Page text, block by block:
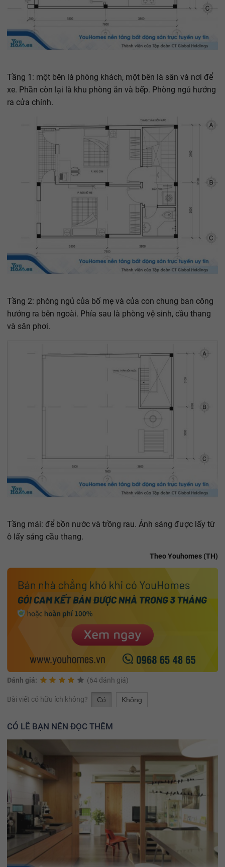
Tầng 1: một bên là phòng khách, một bên là sân và nơi để
xe. Phần còn lại là khu phòng ăn và bếp. Phòng ngủ hướng
ra cửa chính.
Tầng 2: phòng ngủ của bố mẹ và của con chung ban công
hướng ra bên ngoài. Phía sau là phòng vệ sinh, cầu thang
và sân phơi.
Tầng mái: để bồn nước và trồng rau. Ánh sáng được lấy từ
ô lấy sáng cầu thang.
Theo Youhomes (TH)
Đánh giá: (64 đánh giá)
Bài viết có hữu ích không? Có Không
CÓ LẼ BẠN NÊN ĐỌC THÊM